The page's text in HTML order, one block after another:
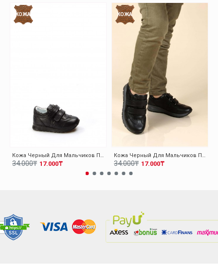
КОЖА
Кожа Черный Для Мальчиков Повседневная Обувь 006BA900
17.000₸
34.000₸
КОЖА
Кожа Черный Для Мальчиков Повседневная Обувь 006FA900
17.000₸
34.000₸